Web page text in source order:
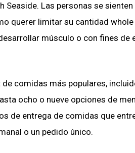
Seaside. Las personas se
querer limitar su cantidad
músculo o con fines
comidas más populares,
ocho o nueve opciones de
de entrega de comidas que
o un pedido único.